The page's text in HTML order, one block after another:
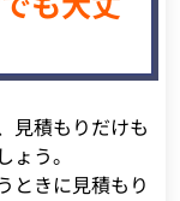
見積もりだけも
う。
ときに見積もり